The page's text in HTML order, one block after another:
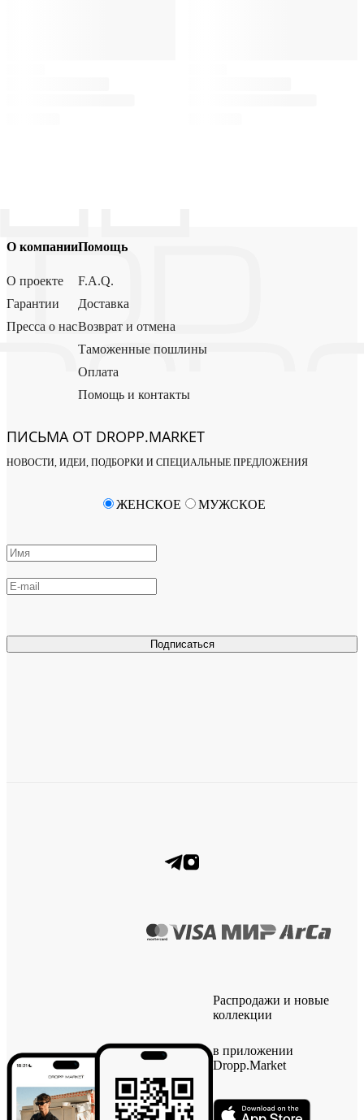
О компании
О проекте
Гарантии
Пресса о нас
Помощь
F.A.Q.
Доставка
Возврат и отмена
Таможенные пошлины
Оплата
Помощь и контакты
ПИСЬМА ОТ DROPP.MARKET
НОВОСТИ, ИДЕИ, ПОДБОРКИ И СПЕЦИАЛЬНЫЕ ПРЕДЛОЖЕНИЯ
Подписаться
ЖЕНСКОЕ МУЖСКОЕ
Распродажи и новые
коллекции
в приложении
Dropp.Market